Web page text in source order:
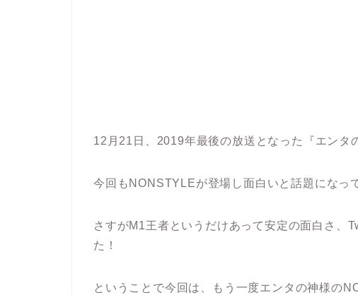
12月21日、2019年最後の放送となった『エンタ
今回もNONSTYLEが登場し面白いと話題になっ
さすがM1王者というだけあって安定の面白さ、
た！
ということで今回は、もう一度エンタの神様の